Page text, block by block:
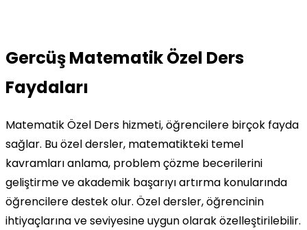
Gercüş Matematik Özel Ders
Faydaları
Matematik Özel Ders hizmeti, öğrencilere birçok fayda
sağlar. Bu özel dersler, matematikteki temel
kavramları anlama, problem çözme becerilerini
geliştirme ve akademik başarıyı artırma konularında
öğrencilere destek olur. Özel dersler, öğrencinin
ihtiyaçlarına ve seviyesine uygun olarak özelleştirilebilir.